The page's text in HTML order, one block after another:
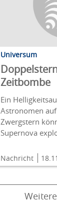
Universum
Zeitbombe
Ein
Astronomen
Zwergstern
Supernova
Nachricht